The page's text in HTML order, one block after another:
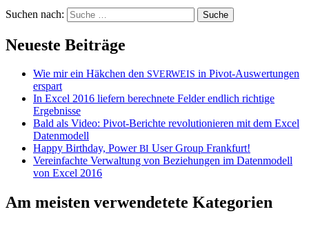
Suchen nach:
Neueste Beiträge
Wie mir ein Häkchen den SVERWEIS in Pivot-Auswertungen
erspart
In Excel 2016 liefern berechnete Felder endlich richtige
Ergebnisse
Bald als Video: Pivot-Berichte revolutionieren mit dem Excel
Datenmodell
Happy Birthday, PowerBI User Group Frankfurt!
Vereinfachte Verwaltung von Beziehungen im Datenmodell
von Excel 2016
Am meisten verwendetete Kategorien